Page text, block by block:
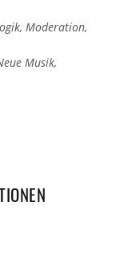
, Moderation,
Musik,